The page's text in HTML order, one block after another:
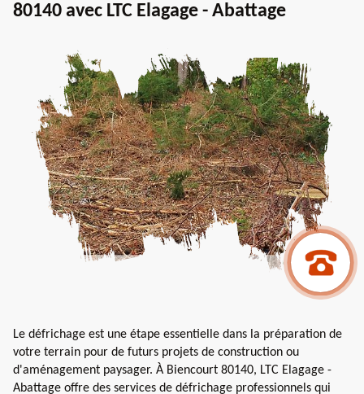
80140 avec LTC Elagage - Abattage
Le défrichage est une étape essentielle dans la préparation de
votre terrain pour de futurs projets de construction ou
d'aménagement paysager. À Biencourt 80140, LTC Elagage -
Abattage offre des services de défrichage professionnels qui